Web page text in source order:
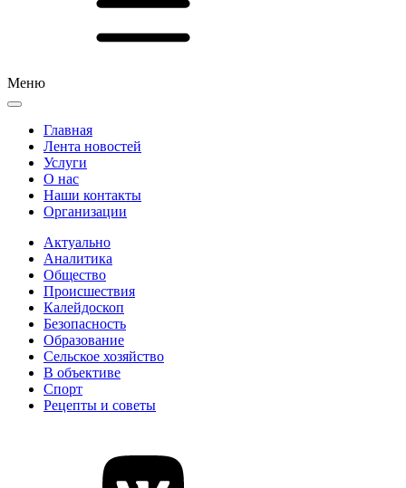
Меню
Главная
Лента новостей
Услуги
О нас
Наши контакты
Организации
Актуально
Аналитика
Общество
Происшествия
Калейдоскоп
Безопасность
Образование
Сельское хозяйство
В объективе
Спорт
Рецепты и советы